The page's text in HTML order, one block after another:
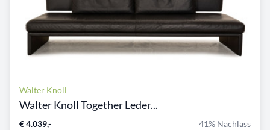
Walter Knoll
Walter Knoll Together Leder...
€ 4.039,- 41% Nachlass